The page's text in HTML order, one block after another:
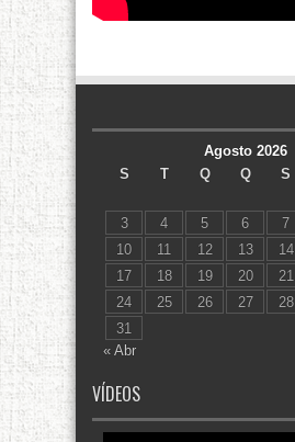
Agosto 2026
S
T Q Q S
3
4 5 6 7
10
11 12 13 14
17
18 19 20 21
24
25 26 27 28
31
« Abr
VÍDEOS